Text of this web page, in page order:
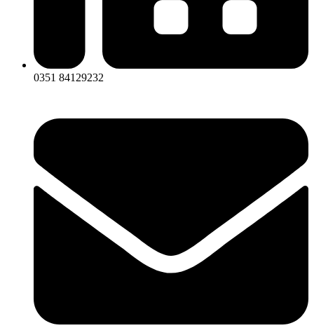
0351 84129232